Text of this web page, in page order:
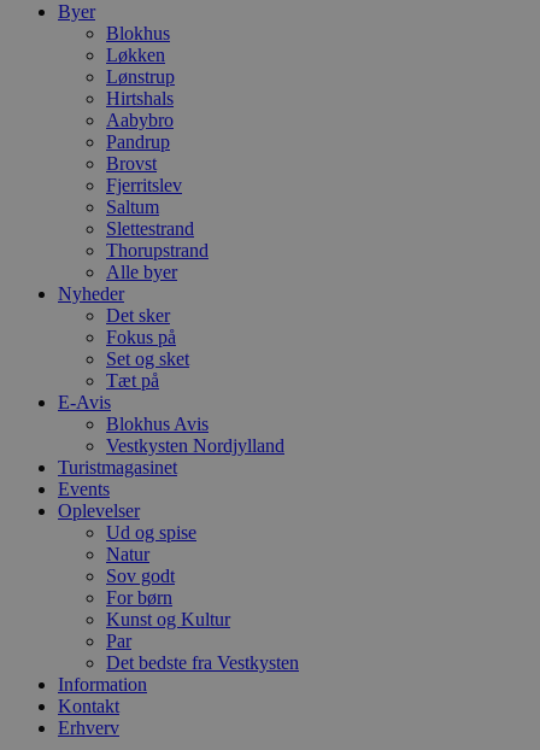
Byer
Blokhus
Løkken
Lønstrup
Hirtshals
Aabybro
Pandrup
Brovst
Fjerritslev
Saltum
Slettestrand
Thorupstrand
Alle byer
Nyheder
Det sker
Fokus på
Set og sket
Tæt på
E-Avis
Blokhus Avis
Vestkysten Nordjylland
Turistmagasinet
Events
Oplevelser
Ud og spise
Natur
Sov godt
For børn
Kunst og Kultur
Par
Det bedste fra Vestkysten
Information
Kontakt
Erhverv